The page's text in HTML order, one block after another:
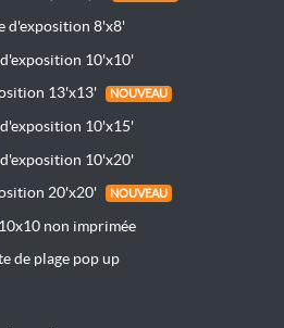
d'exposition 8'x8'
10'x10'
13'x13'
NOUVEAU
10'x15'
10'x20'
20'x20'
NOUVEAU
non imprimée
de plage pop up